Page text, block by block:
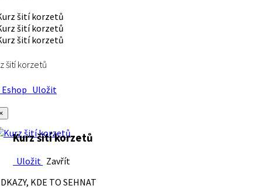
šití korzetů
Uložit
Kurz šití korzetů
Uložit Zavřít
KDE TO SEHNAT